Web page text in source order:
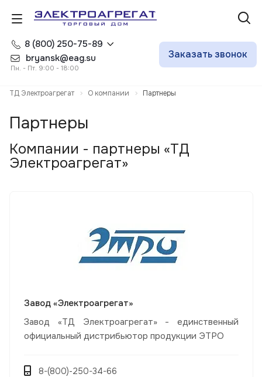
8 (800) 250-75-89
bryansk@eag.su
Пн. - Пт. 9:00 - 18:00
Заказать звонок
ТД Электроагрегат О компании Партнеры
Партнеры
Компании - партнеры «ТД
Электроагрегат»
Завод «Электроагрегат»
Завод «ТД Электроагрегат» - единственный
официальный дистрибьютор продукции ЭТРО
8-(800)-250-34-66